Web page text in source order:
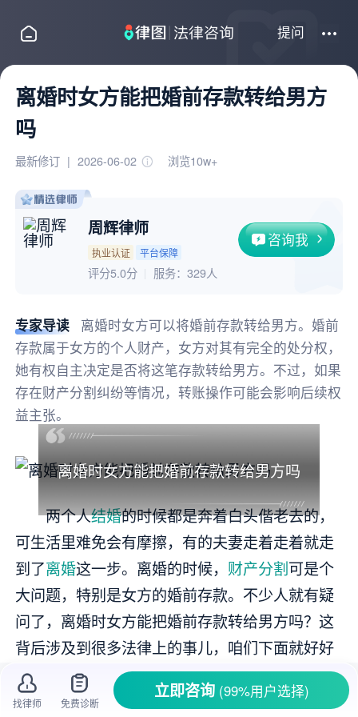
提问
离婚时女方能把婚前存款转给男方
吗
最新修订 | 2026-06-02 浏览10w+
周辉律师
执业认证 平台保障
咨询我
评分5.0分 服务： 329人
专家导读
离婚时女方可以将婚前存款转给男方。婚前
存款属于女方的个人财产，女方对其有完全的处分权，
她有权自主决定是否将这笔存款转给男方。不过，如果
存在财产分割纠纷等情况，转账操作可能会影响后续权
益主张。
离婚时女方能把婚前存款转给男方吗
两个人结婚的时候都是奔着白头偕老去的，
可生活里难免会有摩擦，有的夫妻走着走着就走
到了离婚这一步。离婚的时候， 财产分割可是个
大问题，特别是女方的婚前存款。不少人就有疑
问了，离婚时女方能把婚前存款转给男方吗？这
背后涉及到很多法律上的事儿，咱们下面就好好
唠唠。
找律师 免费诊断
立即咨询 (99%用户选择)